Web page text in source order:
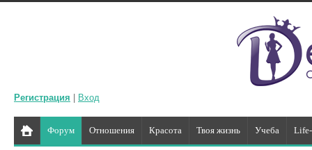
Регистрация Вход
Форум Отношения Красота Твоя жизнь Учеба